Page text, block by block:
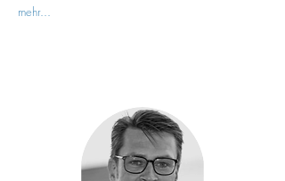
mehr...